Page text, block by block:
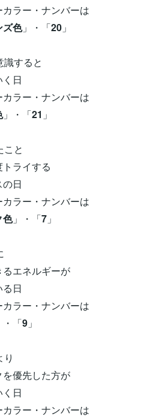
ナンバーは
ズ色」・「20 」
すると
ナンバーは
」・「21 」
と
する
ナンバーは
色」・「7 」
ルギーが
ナンバーは
・「9 」
した方が
ナンバーは